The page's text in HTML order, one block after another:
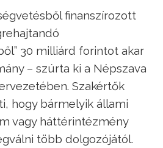
finanszírozott
30 milliárd forintot akar
– szúrta ki a Népszava
Szakértők
hogy bármelyik állami
vagy háttérintézmény
több dolgozójától.